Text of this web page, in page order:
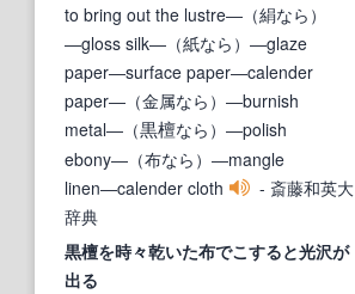
to bring out the lustre―（絹なら）
―gloss silk―（紙なら）―glaze
paper―surface paper―calender
paper―（金属なら）―burnish
metal―（黒檀なら）―polish
ebony―（布なら）―mangle
linen―calender cloth
- 斎藤和英大
辞典
黒檀を時々乾いた布でこすると光沢が
出る